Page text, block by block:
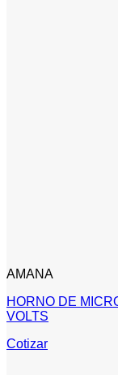
AMANA
HORNO DE
VOLTS
Cotizar